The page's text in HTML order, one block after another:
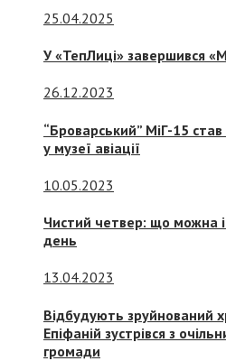
25.04.2025
У «ТепЛиці» завершився
26.12.2023
“Броварський” МіГ-15
у музеї авіації
10.05.2023
Чистий четвер: що можна
день
13.04.2023
Відбудують зруйнований
Епіфаній зустрівся з
громади